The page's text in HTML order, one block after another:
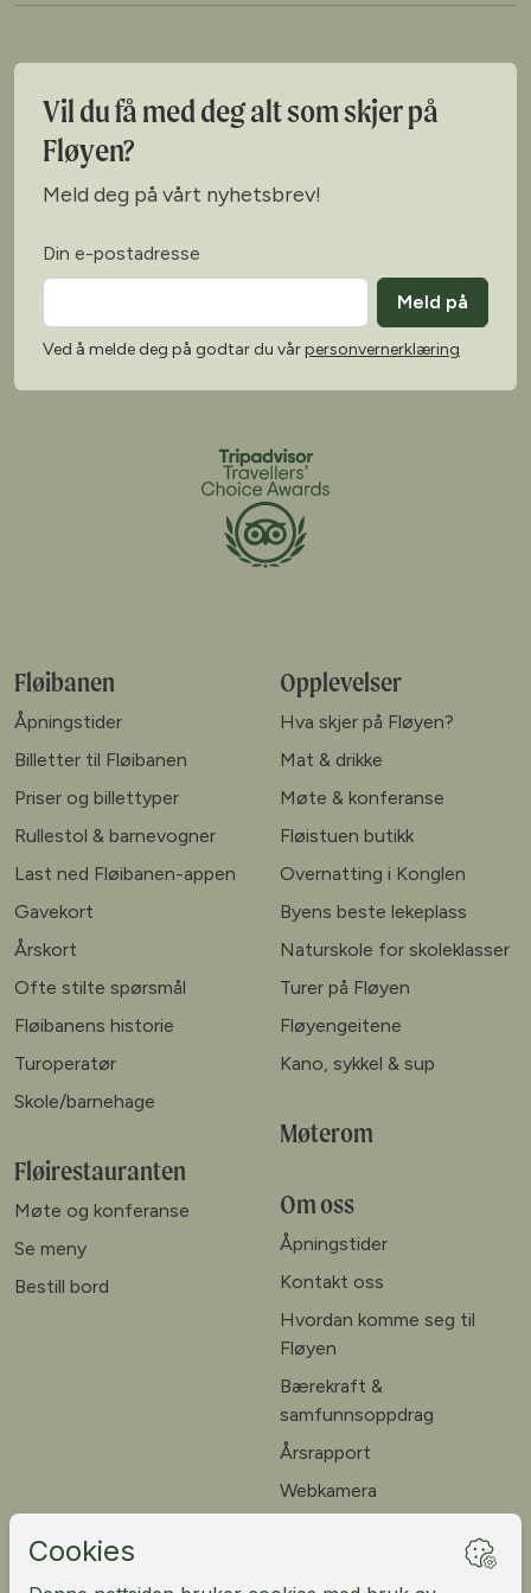
Vil du få med deg alt som skjer på
Fløyen?
Meld deg på vårt nyhetsbrev!
Din e-postadresse
Meld på
Ved å melde deg på godtar du vårpersonvernerklæring
Fløibanen
Åpningstider
Billetter til Fløibanen
Priser og billettyper
Rullestol & barnevogner
Last ned Fløibanen-appen
Gavekort
Årskort
Ofte stilte spørsmål
Fløibanens historie
Turoperatør
Skole/barnehage
Fløirestauranten
Møte og konferanse
Se meny
Bestill bord
Opplevelser
Hva skjer på Fløyen?
Mat & drikke
Møte & konferanse
Fløistuen butikk
Overnatting i Konglen
Byens beste lekeplass
Naturskole for skoleklasser
Turer på Fløyen
Fløyengeitene
Kano, sykkel & sup
Møterom
Om oss
Åpningstider
Kontakt oss
Hvordan komme seg til
Fløyen
Bærekraft &
samfunnsoppdrag
Årsrapport
Webkamera